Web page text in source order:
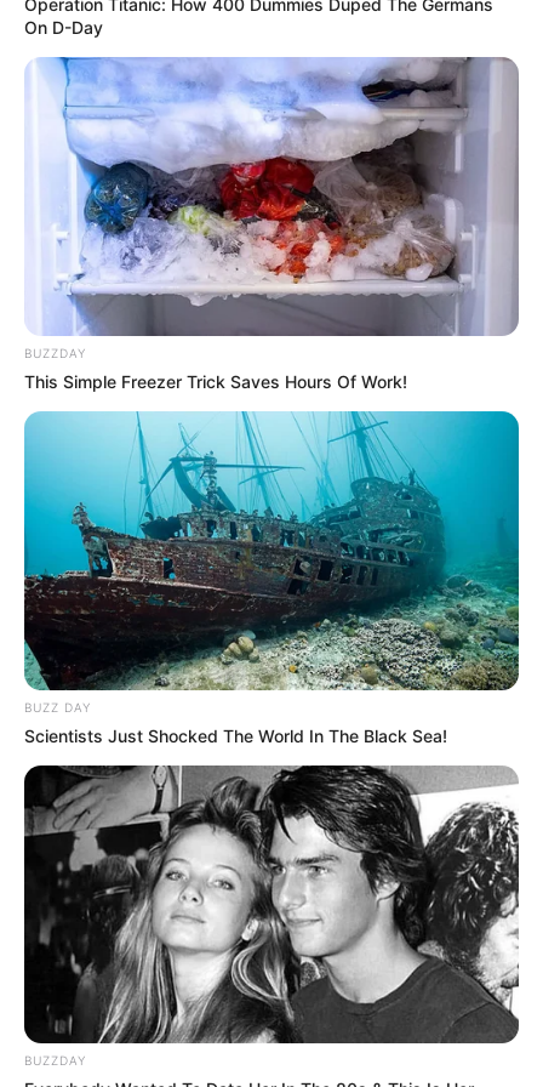
Operation Titanic: How 400 Dummies Duped The Germans
On D-Day
BUZZDAY
This Simple Freezer Trick Saves Hours Of Work!
BUZZ DAY
Scientists Just Shocked The World In The Black Sea!
BUZZDAY